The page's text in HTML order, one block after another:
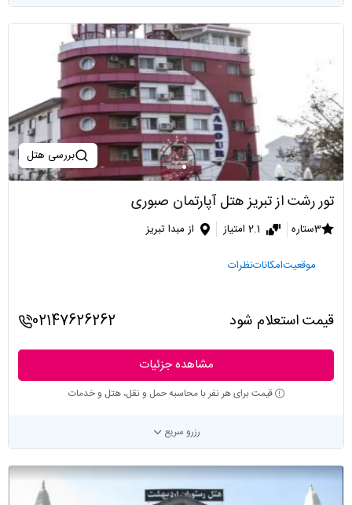
بررسی هتل
تور رشت از تبریز هتل آپارتمان صبوری
3ستاره 2.1 امتیاز از مبدا تبریز
موقعیتامکاناتنظرات
قیمت استعلام شود 02147626262
مشاهده جزئیات
قیمت برای هر نفر با محاسبه حمل و نقل، هتل و خدمات
رزرو سریع